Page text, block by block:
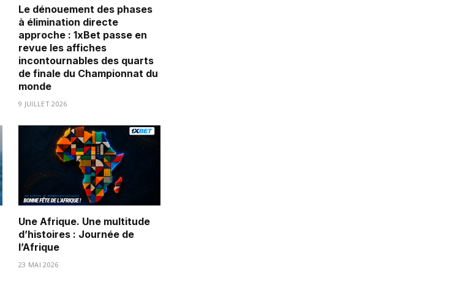
Le dénouement des phases
à élimination directe
approche : 1xBet passe en
revue les affiches
incontournables des quarts
de finale du Championnat du
monde
9 JUILLET 2026
Une Afrique. Une multitude
d’histoires : Journée de
l’Afrique
23 MAI 2026